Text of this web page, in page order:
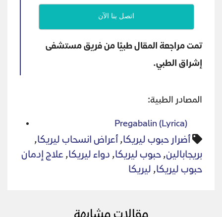
اتصل بنا الآن
تمت مراجعة المقال طبيًا من فريق مستشفى
إشراق الطبي.
المصادر الطبية:
Pregabalin (Lyrica)
أضرار حبوب ليريكا,أعراض انسحاب ليريكا,
بريجابالين,حبوب ليريكا, دواء ليريكا,علاج إدمان
حبوب ليريكا, ليريكا